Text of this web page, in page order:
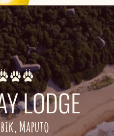
LODGE
Maputo